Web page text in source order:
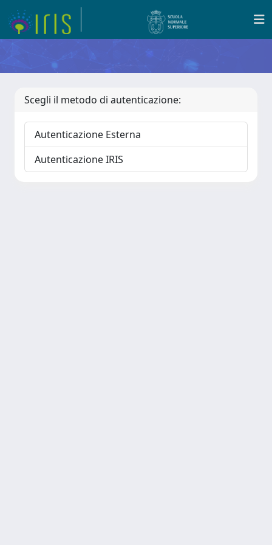
Scegli il metodo di autenticazione:
Autenticazione Esterna
Autenticazione IRIS